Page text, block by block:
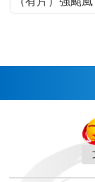
灣區人